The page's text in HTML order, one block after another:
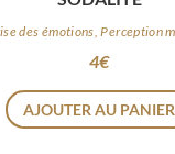
4€
AJOUTER AU PANIER